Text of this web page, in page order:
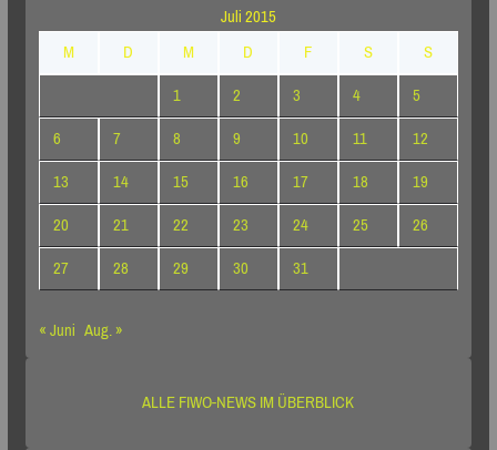
Juli 2015
M
D M D F S
S
1
2 3 4
5
6
7 8 9 10 11
12
13
14 15 16 17 18
19
20
21 22 23 24 25
26
27
28 29 30
31
« Juni Aug. »
ALLE FIWO-NEWS IM ÜBERBLICK